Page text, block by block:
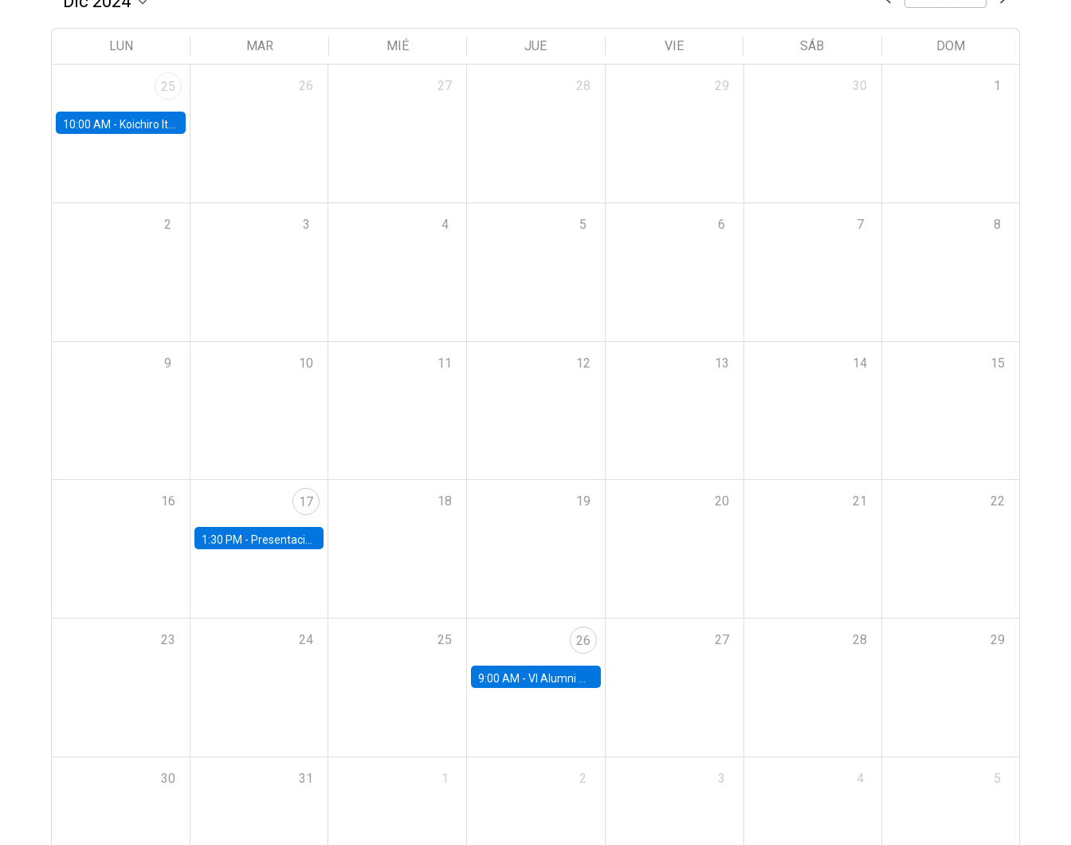
LUN MAR MIÉ JUE VIE SÁB DOM
25
10:00 AM - Koichiro Ito, University of Chicago
26 27 28 29 30 1
2 3 4 5 6 7 8
9 10 11 12 13 14 15
16 17
1:30 PM - Presentación del libro “The Pinochet Shock: Radical Change and Life under Dictatorship
18 19 20 21 22
23 24 25 26
9:00 AM -VI Alumni Workshop
27 28 29
30 31 1 2 3 4 5